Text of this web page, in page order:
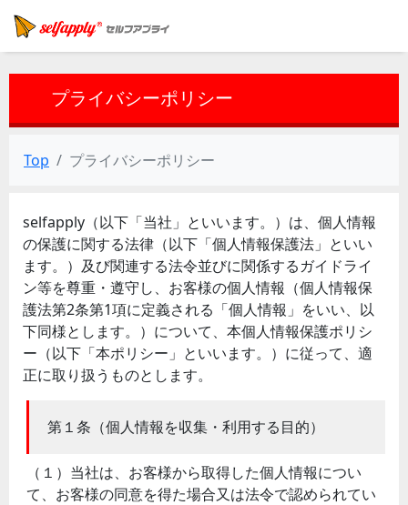
プライバシーポリシー
Top プライバシーポリシー
selfapply（以下「当社」といいます。）は、個人情報
の保護に関する法律（以下「個人情報保護法」といい
ます。）及び関連する法令並びに関係するガイドライ
ン等を尊重・遵守し、お客様の個人情報（個人情報保
護法第2条第1項に定義される「個人情報」をいい、以
下同様とします。）について、本個人情報保護ポリシ
ー（以下「本ポリシー」といいます。）に従って、適
正に取り扱うものとします。
第１条（個人情報を収集・利用する目的）
（１）当社は、お客様から取得した個人情報につい
て、お客様の同意を得た場合又は法令で認められてい